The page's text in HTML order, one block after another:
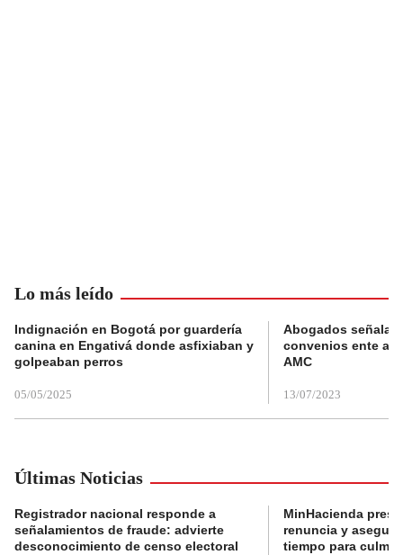
Lo más leído
Indignación en Bogotá por guardería
canina en Engativá donde asfixiaban y
golpeaban perros
05/05/2025
Abogados
convenios ente
AMC
13/07/2023
Últimas Noticias
Registrador nacional responde a
señalamientos de fraude: advierte
desconocimiento de censo electoral
MinHacienda
renuncia y
tiempo para